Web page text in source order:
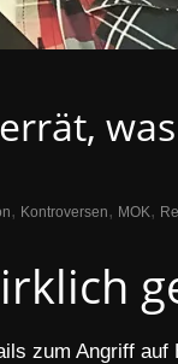
, Kontroversen, MOK,
zum Angriff auf